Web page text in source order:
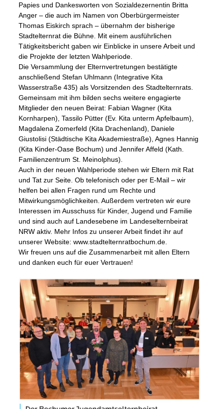
Papies und Dankesworten von Sozialdezernentin Britta
Anger – die auch im Namen von Oberbürgermeister
Thomas Eiskirch sprach – übernahm der bisherige
Stadtelternrat die Bühne. Mit einem ausführlichen
Tätigkeitsbericht gaben wir Einblicke in unsere Arbeit und
die Projekte der letzten Wahlperiode.
Die Versammlung der Elternvertretungen bestätigte
anschließend Stefan Uhlmann (Integrative Kita
Wasserstraße 435) als Vorsitzenden des Stadtelternrats.
Gemeinsam mit ihm bilden sechs weitere engagierte
Mitglieder den neuen Beirat: Fabian Wagner (Kita
Kornharpen), Tassilo Pütter (Ev. Kita unterm Apfelbaum),
Magdalena Zomerfeld (Kita Drachenland), Daniele
Giustolisi (Städtische Kita Akademiestraße), Agnes Hannig
(Kita Kinder-Oase Bochum) und Jennifer Affeld (Kath.
Familienzentrum St. Meinolphus).
Auch in der neuen Wahlperiode stehen wir Eltern mit Rat
und Tat zur Seite. Ob telefonisch oder per E-Mail – wir
helfen bei allen Fragen rund um Rechte und
Mitwirkungsmöglichkeiten. Außerdem vertreten wir eure
Interessen im Ausschuss für Kinder, Jugend und Familie
und sind auch auf Landesebene im Landeselternbeirat
NRW aktiv. Mehr Infos zu unserer Arbeit findet ihr auf
unserer Website: www.stadtelternratbochum.de.
Wir freuen uns auf die Zusammenarbeit mit allen Eltern
und danken euch für euer Vertrauen!